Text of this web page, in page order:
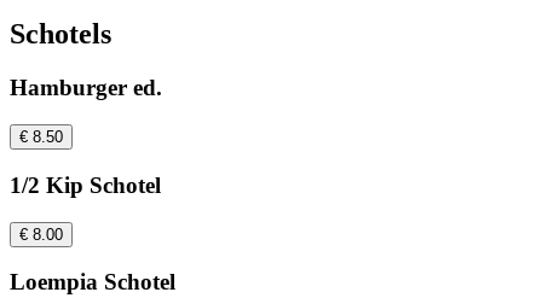
Schotels
Hamburger ed.
€ 8.50
1/2 Kip Schotel
€ 8.00
Loempia Schotel